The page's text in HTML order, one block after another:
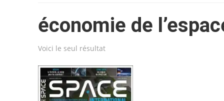
économie de
Voici le seul résultat